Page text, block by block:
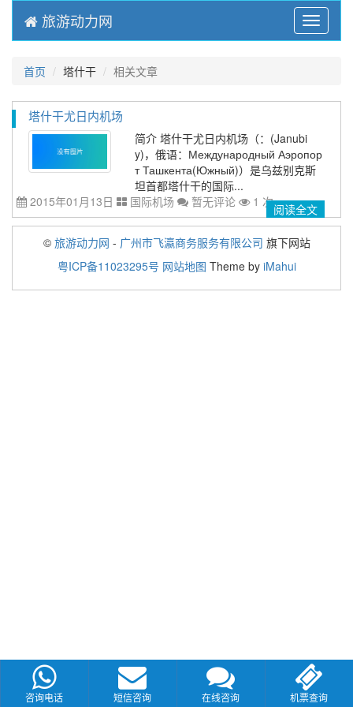
Menu
旅游动力网
首页 塔什干 相关文章
塔什干尤日内机场
简介 塔什干尤日内机场（：(Janubi
y)，俄语：Международный Аэропор
т Ташкента(Южный)）是乌兹别克斯
坦首都塔什干的国际...
2015年01月13日
国际机场 暂无评论 1 次阅读全文
© 旅游动力网 - 广州市飞瀛商务服务有限公司 旗下网站
粤ICP备11023295号 网站地图 Theme by iMahui
咨询电话 短信咨询 在线咨询 机票查询